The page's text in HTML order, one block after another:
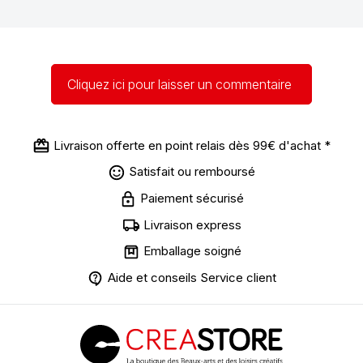
Cliquez ici pour laisser un commentaire
Livraison offerte en point relais dès 99€ d'achat *
Satisfait ou remboursé
Paiement sécurisé
Livraison express
Emballage soigné
Aide et conseils Service client